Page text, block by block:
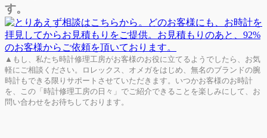
す。
▲もし、私たち時計修理工房がお客様のお役に立てるようでしたら、お気
軽にご相談ください。ロレックス、オメガをはじめ、無名のブランドの腕
時計もできる限りサポートさせていただきます。いつかお客様のお時計
を、この「時計修理工房の日々」でご紹介できることを楽しみにして、お
問い合わせをお待ちしております。